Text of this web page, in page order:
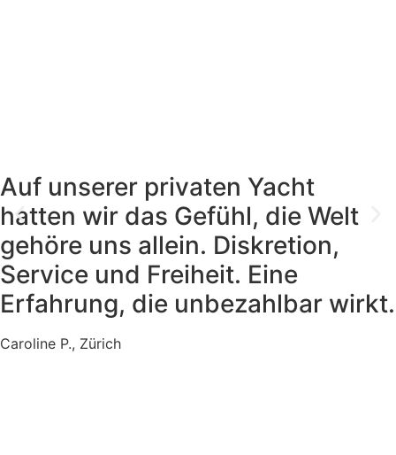
Auf unserer privaten Yacht
hatten wir das Gefühl, die Welt
gehöre uns allein. Diskretion,
Service und Freiheit. Eine
Erfahrung, die unbezahlbar wirkt.
Caroline P., Zürich